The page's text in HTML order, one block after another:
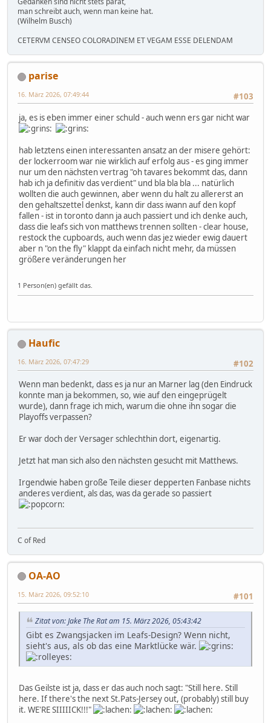
man schreibt auch, wenn man keine hat.
(Wilhelm Busch)
CETERVM CENSEO COLORADINEM ET VEGAM ESSE DELENDAM
parise
#103
16. März 2026, 07:49:44
ja, es is eben immer einer schuld - auch wenn ers gar nicht war
hab letztens einen interessanten ansatz an der misere gehört:
der lockerroom war nie wirklich auf erfolg aus - es ging immer
nur um den nächsten vertrag "oh tavares bekommt das, dann
hab ich ja definitiv das verdient" und bla bla bla ... natürlich
wollten die auch gewinnen, aber wenn du halt zu allererst an
den gehaltszettel denkst, kann dir dass iwann auf den kopf
fallen - ist in toronto dann ja auch passiert und ich denke auch,
dass die leafs sich von matthews trennen sollten - clear house,
restock the cupboards, auch wenn das jez wieder ewig dauert
aber n "on the fly" klappt da einfach nicht mehr, da müssen
größere veränderungen her
1 Person(en) gefällt das.
Haufic
#102
16. März 2026, 07:47:29
Wenn man bedenkt, dass es ja nur an Marner lag (den Eindruck
konnte man ja bekommen, so, wie auf den eingeprügelt
wurde), dann frage ich mich, warum die ohne ihn sogar die
Playoffs verpassen?
Er war doch der Versager schlechthin dort, eigenartig.
Jetzt hat man sich also den nächsten gesucht mit Matthews.
Irgendwie haben große Teile dieser depperten Fanbase nichts
anderes verdient, als das, was da gerade so passiert
C of Red
OA-AO
#101
15. März 2026, 09:52:10
Zitat von: Jake The Rat am 15. März 2026, 05:43:42
Gibt es Zwangsjacken im Leafs-Design? Wenn nicht,
sieht's aus, als ob das eine Marktlücke wär.
Das Geilste ist ja, dass er das auch noch sagt: "Still here. Still
here. If there's the next St.Pats-Jersey out, (probably) still buy
it. WE'RE SIIIIICK!!!"